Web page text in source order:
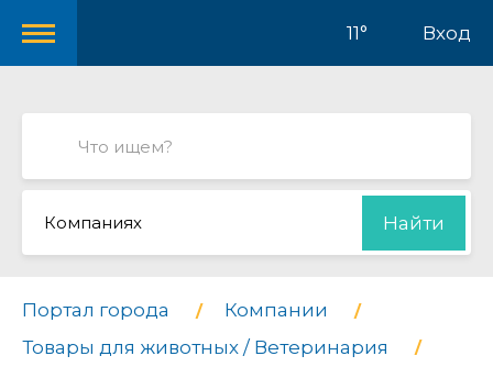
11° Вход
Компаниях Найти
Портал города
Компании
Товары для животных / Ветеринария